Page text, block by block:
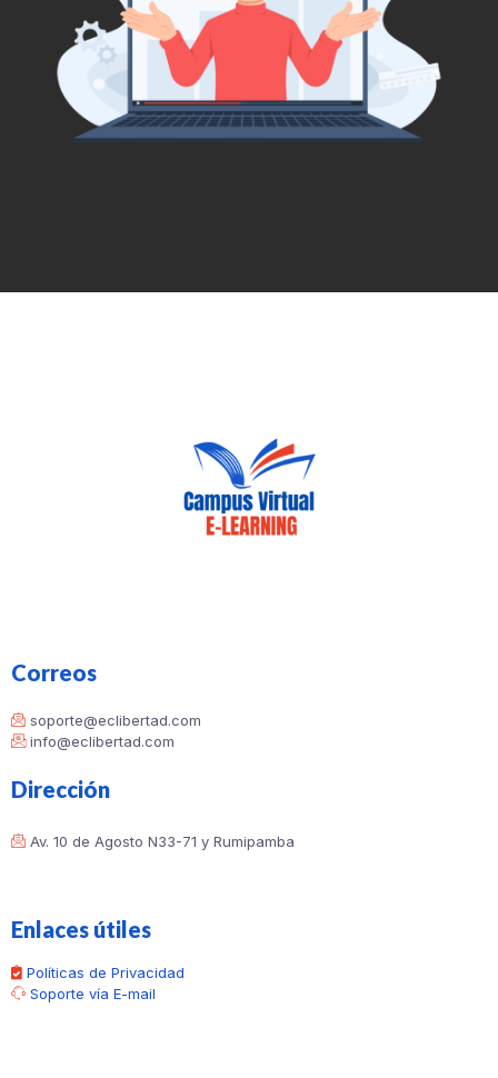
Correos
soporte@eclibertad.com
info@eclibertad.com
Dirección
Av. 10 de Agosto N33-71 y Rumipamba
Enlaces útiles
Políticas de Privacidad
Soporte vía E-mail